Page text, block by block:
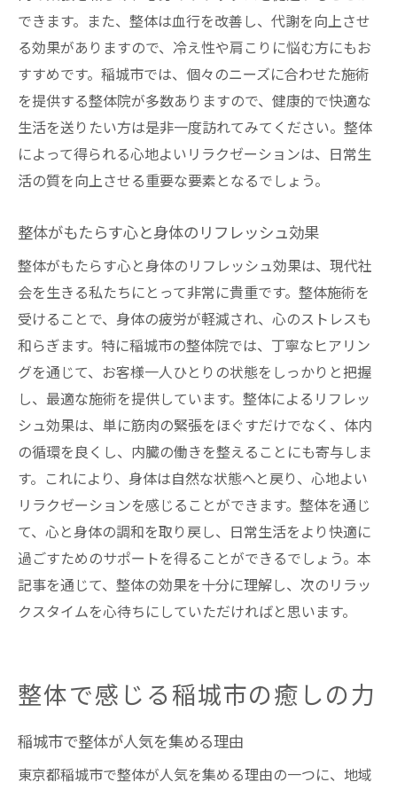
できます。また、整体は血行を改善し、代謝を向上させ
る効果がありますので、冷え性や肩こりに悩む方にもお
すすめです。稲城市では、個々のニーズに合わせた施術
を提供する整体院が多数ありますので、健康的で快適な
生活を送りたい方は是非一度訪れてみてください。整体
によって得られる心地よいリラクゼーションは、日常生
活の質を向上させる重要な要素となるでしょう。
整体がもたらす心と身体のリフレッシュ効果
整体がもたらす心と身体のリフレッシュ効果は、現代社
会を生きる私たちにとって非常に貴重です。整体施術を
受けることで、身体の疲労が軽減され、心のストレスも
和らぎます。特に稲城市の整体院では、丁寧なヒアリン
グを通じて、お客様一人ひとりの状態をしっかりと把握
し、最適な施術を提供しています。整体によるリフレッ
シュ効果は、単に筋肉の緊張をほぐすだけでなく、体内
の循環を良くし、内臓の働きを整えることにも寄与しま
す。これにより、身体は自然な状態へと戻り、心地よい
リラクゼーションを感じることができます。整体を通じ
て、心と身体の調和を取り戻し、日常生活をより快適に
過ごすためのサポートを得ることができるでしょう。本
記事を通じて、整体の効果を十分に理解し、次のリラッ
クスタイムを心待ちにしていただければと思います。
整体で感じる稲城市の癒しの力
稲城市で整体が人気を集める理由
東京都稲城市で整体が人気を集める理由の一つに、地域